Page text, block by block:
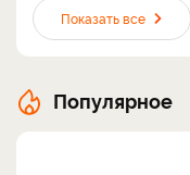
Показать все
Популярное